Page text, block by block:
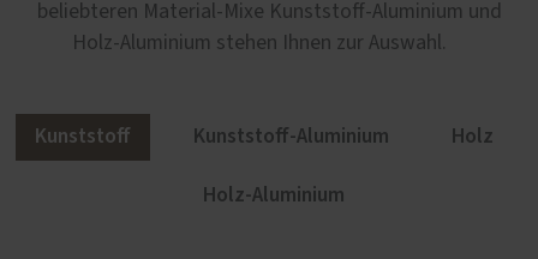
beliebteren Material-Mixe Kunststoff-Aluminium und
Holz-Aluminium stehen Ihnen zur Auswahl.
Kunststoff Kunststoff-Aluminium
Holz
Holz-Aluminium